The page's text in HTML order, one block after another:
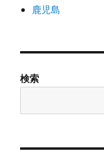
鹿児島
検索